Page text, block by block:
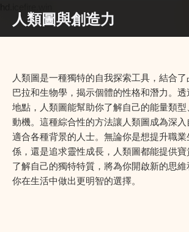
人類圖與創造力
人類圖是一種獨特的自我探索工具，結合
巴拉和生物學，揭示個體的性格和潛力。
地點，人類圖能幫助你了解自己的能量類
動機。這種綜合性的方法讓人類圖成為深入
適合各種背景的人士。無論你是想提升職
係，還是追求靈性成長，人類圖都能提供寶
了解自己的獨特特質，將為你開啟新的思
你在生活中做出更明智的選擇。